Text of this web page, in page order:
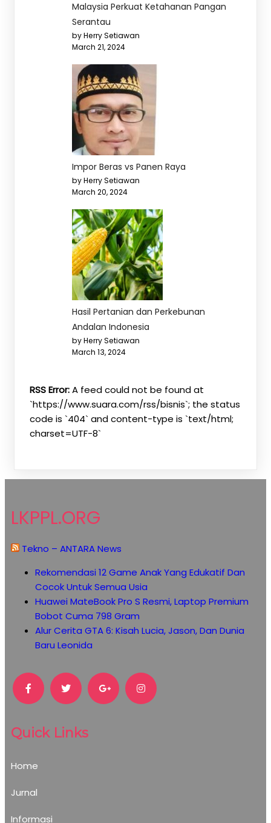
Malaysia Perkuat Ketahanan Pangan
Serantau
by Herry Setiawan
March 21, 2024
Impor Beras vs Panen Raya
by Herry Setiawan
March 20, 2024
Hasil Pertanian dan Perkebunan
Andalan Indonesia
by Herry Setiawan
March 13, 2024
RSS Error:A feed could not be found at
`https://www.suara.com/rss/bisnis`; the status
code is `404` and content-type is `text/html;
charset=UTF-8`
LKPPL.ORG
Tekno – ANTARA News
Rekomendasi 12 Game Anak Yang Edukatif Dan
Cocok Untuk Semua Usia
Huawei MateBook Pro S Resmi, Laptop Premium
Bobot Cuma 798 Gram
Alur Cerita GTA 6: Kisah Lucia, Jason, Dan Dunia
Baru Leonida
Quick Links
Home
Jurnal
Informasi